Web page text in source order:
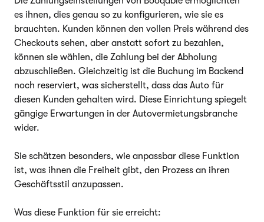
es ihnen, dies genau so zu konfigurieren, wie sie es
brauchten. Kunden können den vollen Preis während des
Checkouts sehen, aber anstatt sofort zu bezahlen,
können sie wählen, die Zahlung bei der Abholung
abzuschließen. Gleichzeitig ist die Buchung im Backend
noch reserviert, was sicherstellt, dass das Auto für
diesen Kunden gehalten wird. Diese Einrichtung spiegelt
gängige Erwartungen in der Autovermietungsbranche
wider.
Sie schätzen besonders, wie anpassbar diese Funktion
ist, was ihnen die Freiheit gibt, den Prozess an ihren
Geschäftsstil anzupassen.
Was diese Funktion für sie erreicht: